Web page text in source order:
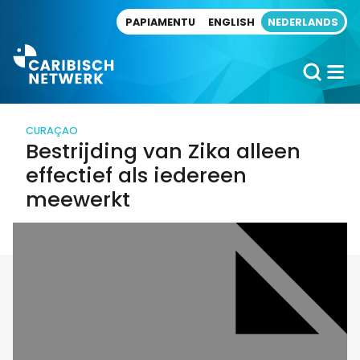
PAPIAMENTU ENGLISH NEDERLANDS
CURAÇAO
Bestrijding van Zika alleen
effectief als iedereen
meewerkt